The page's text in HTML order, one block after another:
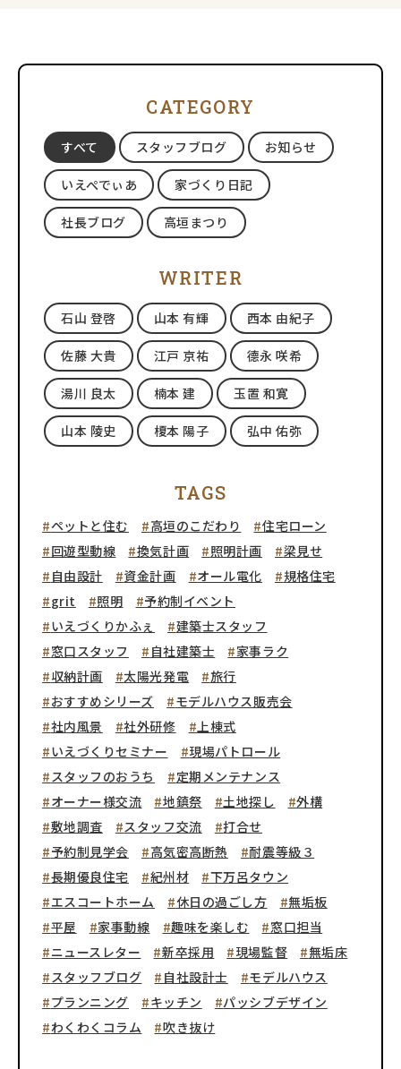
CATEGORY
すべて スタッフブログ お知らせ
いえぺでぃあ 家づくり日記
社長ブログ 高垣まつり
WRITER
石山 登啓 山本 有輝 西本 由紀子
佐藤 大貴 江戸 京祐 德永 咲希
湯川 良太 楠本 建 玉置 和寛
山本 陵史 榎本 陽子 弘中 佑弥
TAGS
ペットと住む 高垣のこだわり
住宅ローン
回遊型動線
換気計画 照明計画
梁見せ
自由設計
資金計画 オール電化
規格住宅
grit
照明
予約制イベント
いえづくりかふぇ
建築士スタッフ
窓口スタッフ
自社建築士
家事ラク
収納計画
太陽光発電
旅行
おすすめシリーズ
モデルハウス販売会
社内風景
社外研修
上棟式
いえづくりセミナー
現場パトロール
スタッフのおうち
定期メンテナンス
オーナー様交流
地鎮祭 土地探し
外構
敷地調査
スタッフ交流
打合せ
予約制見学会
高気密高断熱
耐震等級３
長期優良住宅
紀州材
下万呂タウン
エスコートホーム
休日の過ごし方
無垢板
平屋
家事動線 趣味を楽しむ
窓口担当
ニュースレター
新卒採用 現場監督
無垢床
スタッフブログ
自社設計士
モデルハウス
プランニング
キッチン
パッシブデザイン
わくわくコラム
吹き抜け